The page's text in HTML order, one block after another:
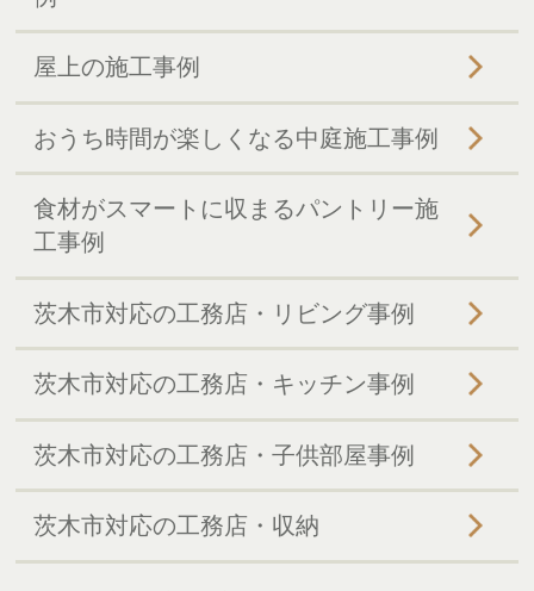
屋上の施工事例
おうち時間が楽しくなる中庭施工事例
食材がスマートに収まるパントリー施
工事例
茨木市対応の工務店・リビング事例
茨木市対応の工務店・キッチン事例
茨木市対応の工務店・子供部屋事例
茨木市対応の工務店・収納